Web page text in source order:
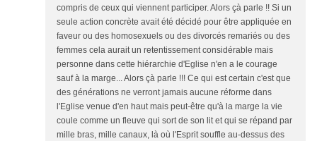
compris de ceux qui viennent participer. Alors çà parle !! Si un
seule action concrète avait été décidé pour être appliquée en
faveur ou des homosexuels ou des divorcés remariés ou des
femmes cela aurait un retentissement considérable mais
personne dans cette hiérarchie d'Eglise n'en a le courage
sauf à la marge... Alors çà parle !!! Ce qui est certain c'est que
des générations ne verront jamais aucune réforme dans
l'Eglise venue d'en haut mais peut-être qu'à la marge la vie
coule comme un fleuve qui sort de son lit et qui se répand par
mille bras, mille canaux, là où l'Esprit souffle au-dessus des